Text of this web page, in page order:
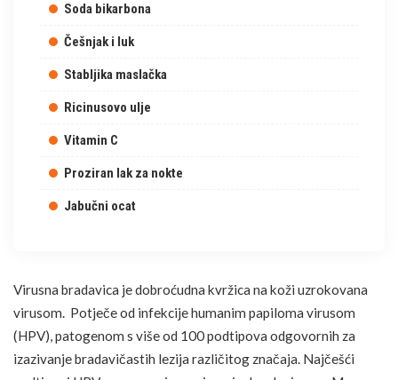
Soda bikarbona
Češnjak i luk
Stabljika maslačka
Ricinusovo ulje
Vitamin C
Proziran lak za nokte
Jabučni ocat
Virusna bradavica je dobroćudna kvržica na koži uzrokovana
virusom. Potječe od infekcije humanim papiloma virusom
(HPV), patogenom s više od 100 podtipova odgovornih za
izazivanje bradavičastih lezija različitog značaja. Najčešći